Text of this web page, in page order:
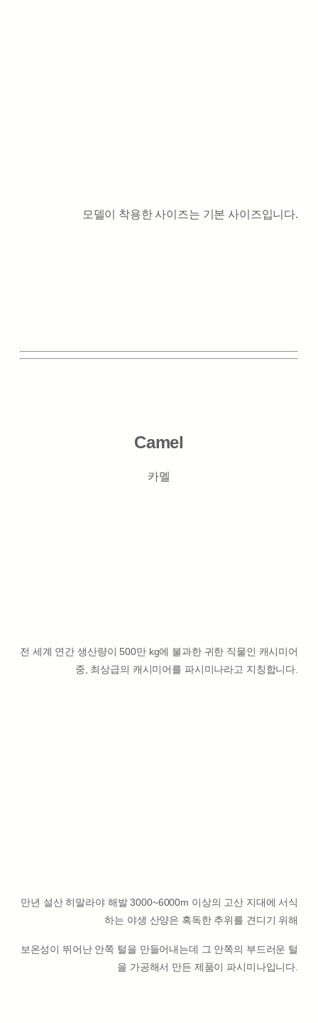
모델이 착용한 사이즈는 기본 사이즈입니다.
Camel
카멜
전 세계 연간 생산량이 500만 kg에 불과한 귀한 직물인 캐시미어
중, 최상급의 캐시미어를 파시미나라고 지칭합니다.
만년 설산 히말라야 해발 3000~6000m 이상의 고산 지대에 서식
하는 야생 산양은 혹독한 추위를 견디기 위해
보온성이 뛰어난 안쪽 털을 만들어내는데 그 안쪽의 부드러운 털
을 가공해서 만든 제품이 파시미나입니다.